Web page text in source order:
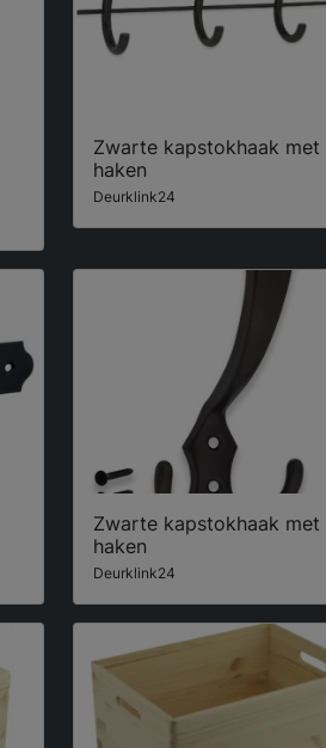
Zwarte kapstokhaak met
haken
Deurklink24
Zwarte kapstokhaak met
haken
Deurklink24